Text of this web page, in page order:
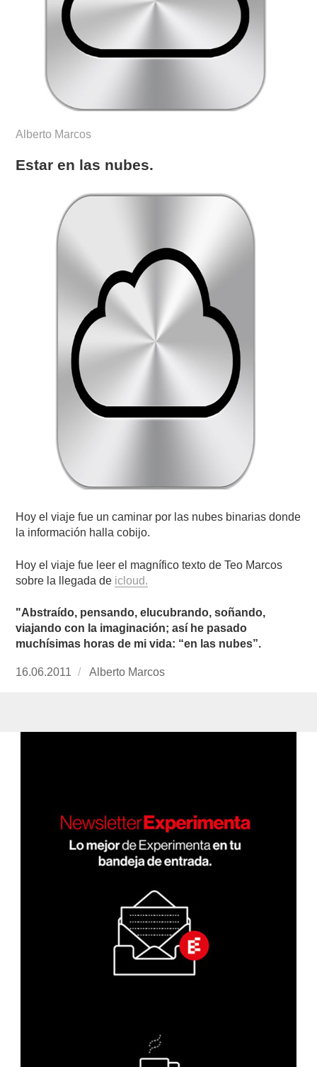
Alberto Marcos
Estar en las nubes.
Hoy el viaje fue un caminar por las nubes binarias donde
la información halla cobijo.
Hoy el viaje fue leer el magnífico texto de Teo Marcos
sobre la llegada de icloud.
"Abstraído, pensando, elucubrando, soñando,
viajando con la imaginación; así he pasado
muchísimas horas de mi vida: “en las nubes”.
Publicado
16.06.2011 https://www.experimenta.es/author/
Alberto Marcos